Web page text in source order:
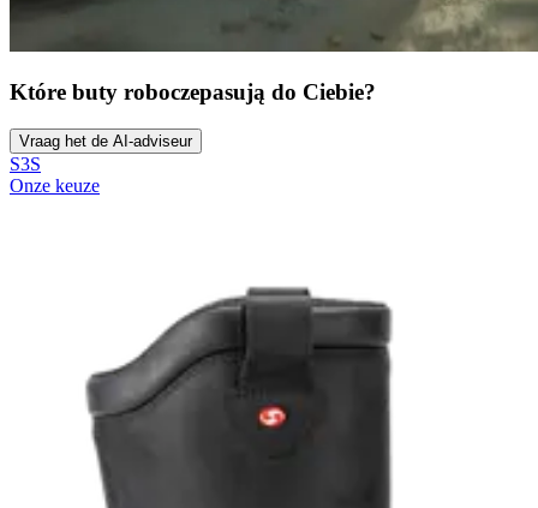
Które buty roboczepasują do Ciebie?
Vraag het de AI-adviseur
S3S
Onze keuze